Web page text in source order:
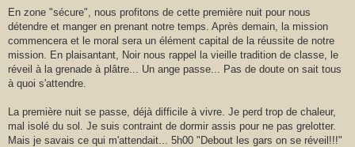
En zone "sécure", nous profitons de cette première nuit pour nous
détendre et manger en prenant notre temps. Après demain, la mission
commencera et le moral sera un élément capital de la réussite de notre
mission. En plaisantant, Noir nous rappel la vieille tradition de classe, le
réveil à la grenade à plâtre... Un ange passe... Pas de doute on sait tous
à quoi s'attendre.
La première nuit se passe, déjà difficile à vivre. Je perd trop de chaleur,
mal isolé du sol. Je suis contraint de dormir assis pour ne pas grelotter.
Mais je savais ce qui m'attendait... 5h00 "Debout les gars on se réveil!!!"